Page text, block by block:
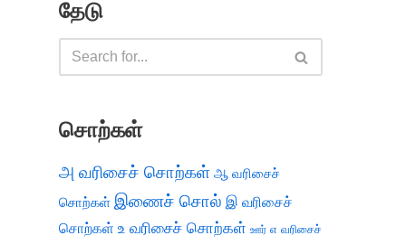
தேடு
சொற்கள்
அ வரிசைச் சொற்கள் ஆ வரிசைச்
சொற்கள் இணைச் சொல் இ வரிசைச்
சொற்கள் உ வரிசைச் சொற்கள் ஊர் எ வரிசைச்